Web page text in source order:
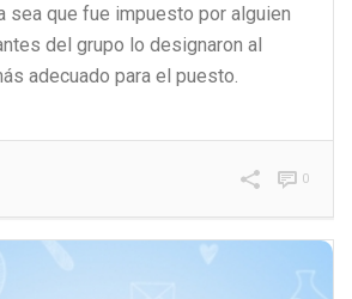
sea que fue impuesto por alguien
del grupo lo designaron al
adecuado para el puesto.
0